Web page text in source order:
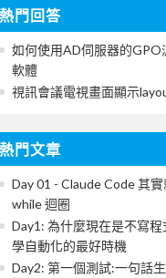
熱門回答
如何使用AD伺服器的GPO
軟體
視訊會議電視畫面顯示
熱門文章
Day 01 - Claude Code 其
while 迴圈
Day1: 為什麼現在是不寫程
學自動化的最好時機
Day2: 第一個測試:一句話